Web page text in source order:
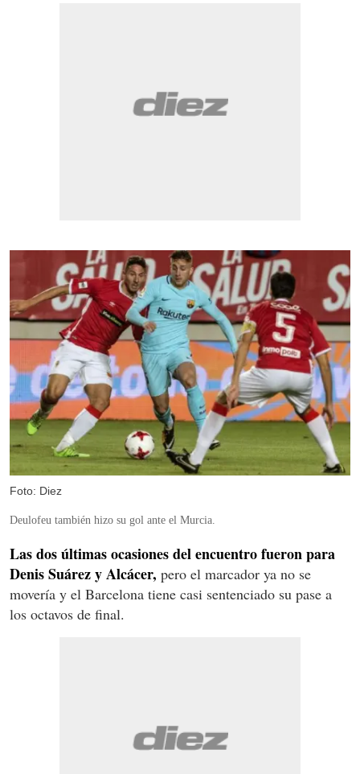
Foto: Diez
Deulofeu también hizo su gol ante el Murcia.
Las dos últimas ocasiones del encuentro fueron para
Denis Suárez y Alcácer, pero el marcador ya no se
movería y el Barcelona tiene casi sentenciado su pase a
los octavos de final.